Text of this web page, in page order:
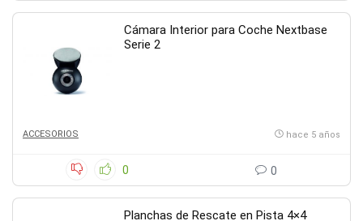
Cámara Interior para Coche Nextbase
Serie 2
ACCESORIOS hace 5 años
0 0
Planchas de Rescate en Pista 4×4